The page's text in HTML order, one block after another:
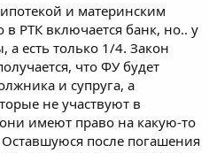
и материнским
в РТК включается банк, но.. у
а есть только 1/4. Закон
что ФУ будет
и супруга, а
не участвуют в
имеют право на какую-то
Оставшуюся после погашения